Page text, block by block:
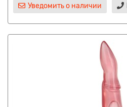
Уведомить о наличии